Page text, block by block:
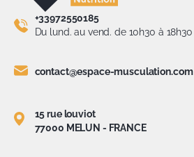
+33972550185
Du lund. au vend. de 10h30 à 18h30
contact@espace-musculation.com
15 rue louviot
77000 MELUN - FRANCE